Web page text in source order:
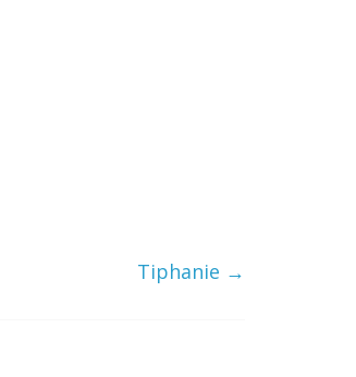
Tiphanie →